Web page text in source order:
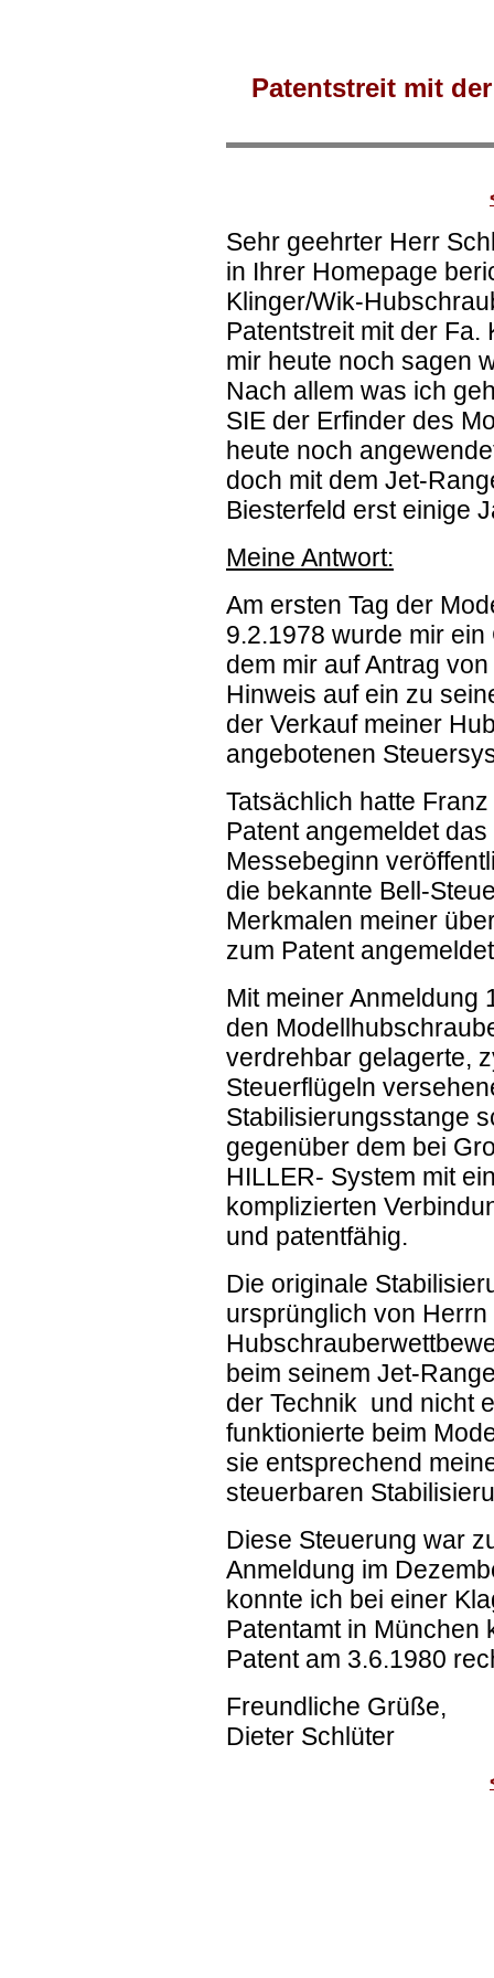
Patentstreit mit
Sehr geehrter Herr
in Ihrer Homepage
Klinger/Wik-
Patentstreit mit der
mir heute noch sagen
Nach allem was ich
SIE der Erfinder des
heute noch
doch mit dem Jet-
Biesterfeld erst einige
Meine Antwort:
Am ersten Tag der
9.2.1978 wurde mir
dem mir auf Antrag
Hinweis auf ein zu
der Verkauf meiner
angebotenen
Tatsächlich hatte
Patent angemeldet
Messebeginn
die bekannte Bell-
Merkmalen meiner
zum Patent
Mit meiner Anmeldung
den
verdrehbar gelagerte,
Steuerflügeln
Stabilisierungsstange
gegenüber dem bei
HILLER- System mit
komplizierten
und patentfähig.
Die originale
ursprünglich von
beim seinem Jet-
der Technik und nicht
funktionierte beim
sie entsprechend
steuerbaren
Diese Steuerung war
Anmeldung im
konnte ich bei einer
Patentamt in München
Patent am 3.6.1980
Freundliche Grüße,
Dieter Schlüter